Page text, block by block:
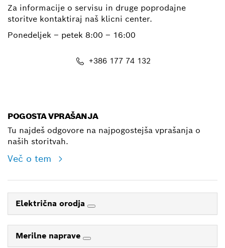
Za informacije o servisu in druge poprodajne
storitve kontaktiraj naš klicni center.
Ponedeljek – petek 8:00 – 16:00
+386 177 74 132
POGOSTA VPRAŠANJA
Tu najdeš odgovore na najpogostejša vprašanja o
naših storitvah.
Več o tem
Električna orodja
Merilne naprave